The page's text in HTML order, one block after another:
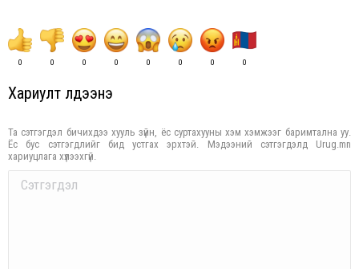
0 0 0 0 0 0 0 0
Хариулт үлдээнэ үү
Та сэтгэгдэл бичихдээ хууль зүйн, ёс суртахууны хэм хэмжээг баримтална уу.
Ёс бус сэтгэгдлийг бид устгах эрхтэй. Мэдээний сэтгэгдэлд Urug.mn
хариуцлага хүлээхгүй.
Comment